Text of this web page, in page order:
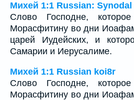
Михей 1:1 Russian: Synodal
Слово Господне,
Морасфитину во дни
царей Иудейских, и
Самарии и Иерусалиме.
Михей 1:1 Russian koi8r
Слово Господне,
Морасфитину во дни